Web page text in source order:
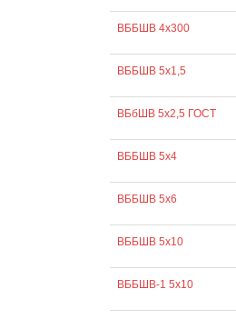
ВББШВ 4х300
ВББШВ 5х1,5
ВБбШВ 5х2,5 ГОСТ
ВББШВ 5х4
ВББШВ 5х6
ВББШВ 5х10
ВББШВ-1 5х10